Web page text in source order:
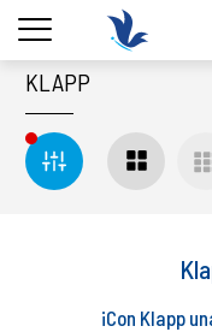
Envío gratisa partir 40€*
menu
KLAPP
¡Con Klapp